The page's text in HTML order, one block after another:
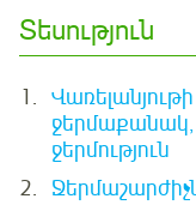
Տեսություն
1.
ջերմություն
2.